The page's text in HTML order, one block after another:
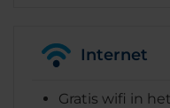
Internet
Gratis wifi in